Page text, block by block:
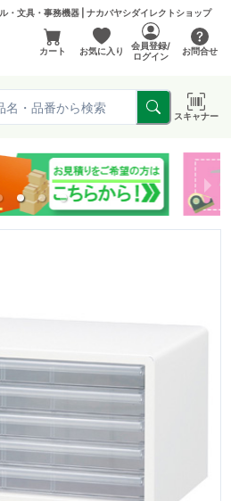
・文具・事務機器 | ナカバヤシダイレクトショップ
カート お気に入り
会員登録/
ログイン
お問合せ
スキャナー